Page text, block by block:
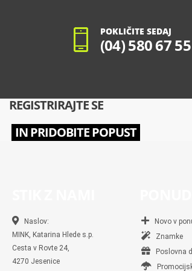
POKLIČITE SEDAJ
(04) 580 67 55
REGISTRIRAJTE SE
IN PRIDOBITE POPUST
Naslov:
MINK, Katarina Hlede s.p.
Cesta v Rovte 24,
4270 Jesenice
Novo v
Znamke
Poslovna